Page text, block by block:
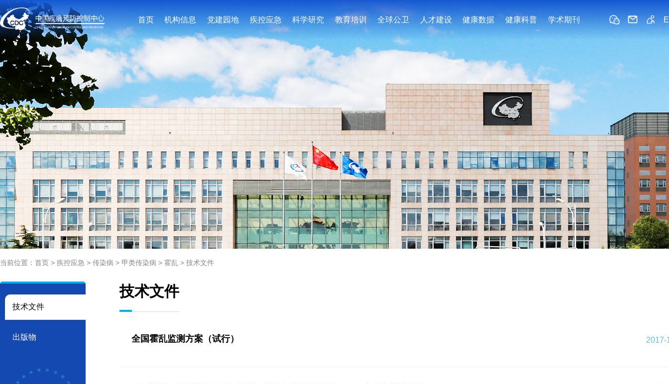
首页 机构信息 党建园地 疾控应急 科学研究 教育培训 全球公卫 人才建设 健康数据 健康科普 学术期刊
当前位置： 首页 > 疾控应急 > 传染病 > 甲类传染病 > 霍乱 > 技术文件
技术文件
出版物
技术文件
全国霍乱监测方案（试行） 2017-